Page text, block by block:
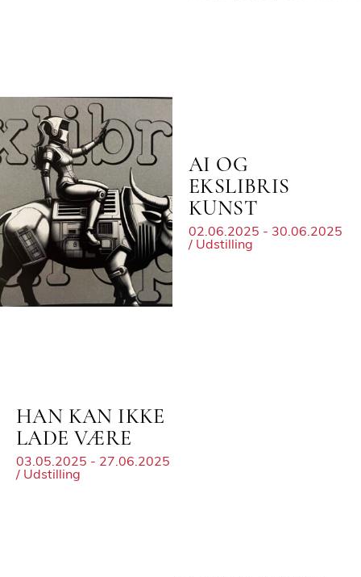
AI OG
EKSLIBRIS
KUNST
02.06.2025 - 30.06.2025
/ Udstilling
HAN KAN IKKE
LADE VÆRE
03.05.2025 - 27.06.2025
/ Udstilling